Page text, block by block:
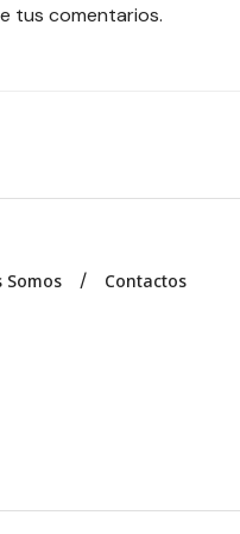
tus comentarios.
Somos Contactos